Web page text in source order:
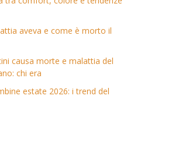
aveva e come è morto il
causa morte e malattia del
chi era
estate 2026: i trend del